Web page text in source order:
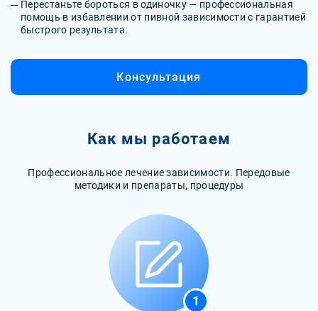
Перестаньте бороться в одиночку — профессиональная
помощь в избавлении от пивной зависимости с гарантией
быстрого результата.
Консультация
Как мы работаем
Профессиональное лечение зависимости. Передовые
методики и препараты, процедуры
1